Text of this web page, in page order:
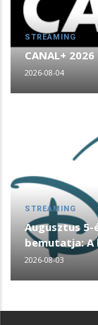
STREAMING
CANAL+
2026-08-04
STREAMING
Augusztus 5-
bemutatja: A
2026-08-03